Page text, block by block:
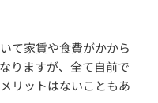
て家賃や食費がかから
りますが、全て自前で
リットはないこともあ